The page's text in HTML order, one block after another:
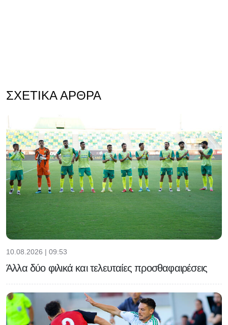
ΣΧΕΤΙΚΆ ΆΡΘΡΑ
10.08.2026 | 09:53
Άλλα δύο φιλικά και τελευταίες προσθαφαιρέσεις